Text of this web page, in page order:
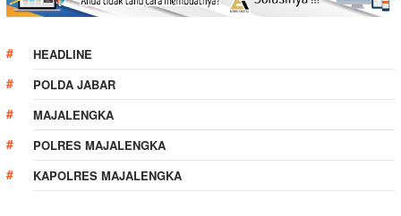
HEADLINE
POLDA JABAR
MAJALENGKA
POLRES MAJALENGKA
KAPOLRES MAJALENGKA